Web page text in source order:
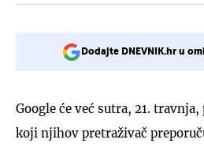
Dodajte DNEVNIK.hr u
Google će već sutra, 21.
koji njihov pretraživač